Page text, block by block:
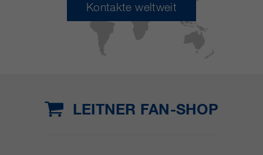
Kontakte weltweit
LEITNER FAN-SHOP